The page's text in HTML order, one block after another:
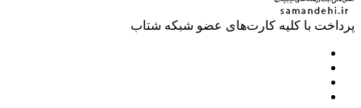
با کلیه کارت‌های عضو شبکه شتاب